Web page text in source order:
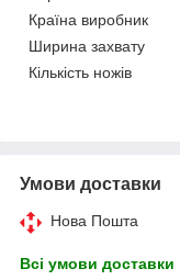
Країна виробник
Ширина захвату
Кількість ножів
Умови доставки
Нова Пошта
Всі умови доставки